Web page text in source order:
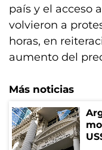
país y el acceso
volvieron a
horas, en
aumento del
Más noticias